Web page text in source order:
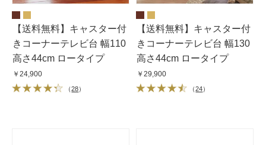
【送料無料】キャスター付
きコーナーテレビ台 幅110
高さ44cm ロータイプ
￥24,900
（28）
【送料無料】キャスター付
きコーナーテレビ台 幅130
高さ44cm ロータイプ
￥29,900
（24）